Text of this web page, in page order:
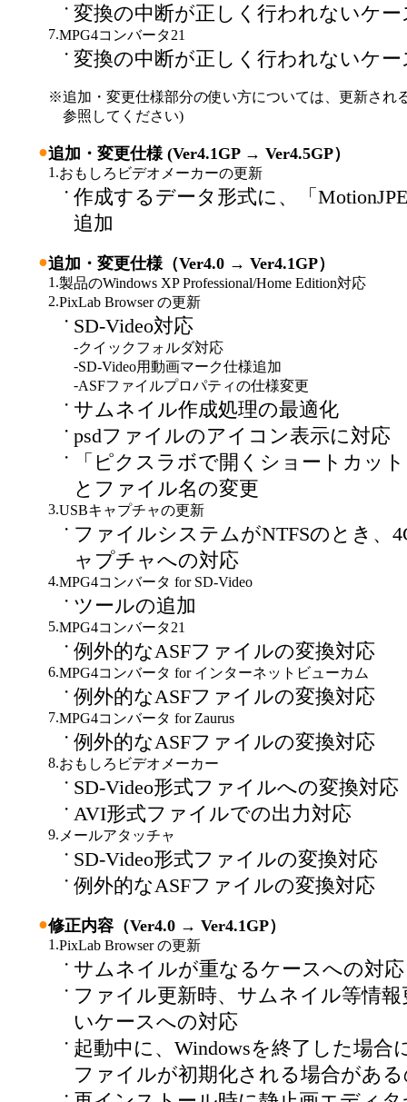
・ 変換の中断が正しく行われないケ
7.MPG4コンバータ21
・ 変換の中断が正しく行われないケ
※追加・変更仕様部分の使い方については、更新され
参照してください)
●追加・変更仕様 (Ver4.1GP → Ver4.5GP）
1.おもしろビデオメーカーの更新
・ 作成するデータ形式に、「
追加
●追加・変更仕様（Ver4.0 → Ver4.1GP）
1.製品のWindows XP Professional/Home Edition対応
2.PixLab Browser の更新
・ SD-Video対応
-クイックフォルダ対応
-SD-Video用動画マーク仕様追加
-ASFファイルプロパティの仕様変更
・ サムネイル作成処理の最適化
・ psdファイルのアイコン表示に対応
・
「ピクスラボで開くショートカッ
とファイル名の変更
3.USBキャプチャの更新
・ ファイルシステムがNTFSのとき、
ャプチャへの対応
4.MPG4コンバータ for SD-Video
・ ツールの追加
5.MPG4コンバータ21
・ 例外的なASFファイルの変換対応
6.MPG4コンバータ for インターネットビューカム
・ 例外的なASFファイルの変換対応
7.MPG4コンバータ for Zaurus
・ 例外的なASFファイルの変換対応
8.おもしろビデオメーカー
・ SD-Video形式ファイルへの変換対応
・ AVI形式ファイルでの出力対応
9. メールアタッチャ
・ SD-Video形式ファイルの変換対応
・ 例外的なASFファイルの変換対応
●修正内容（Ver4.0 → Ver4.1GP）
1.PixLab Browser の更新
・ サムネイルが重なるケースへの対応
・ ファイル更新時、サムネイル等情
いケースへの対応
・ 起動中に、Windowsを終了した場合
ファイルが初期化される場合があ
・